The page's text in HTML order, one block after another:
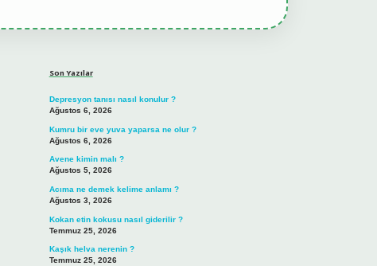
Son Yazılar
Depresyon tanısı nasıl konulur ?
Ağustos 6, 2026
Kumru bir eve yuva yaparsa ne olur ?
Ağustos 6, 2026
Avene kimin malı ?
Ağustos 5, 2026
Acıma ne demek kelime anlamı ?
Ağustos 3, 2026
Kokan etin kokusu nasıl giderilir ?
Temmuz 25, 2026
Kaşık helva nerenin ?
Temmuz 25, 2026